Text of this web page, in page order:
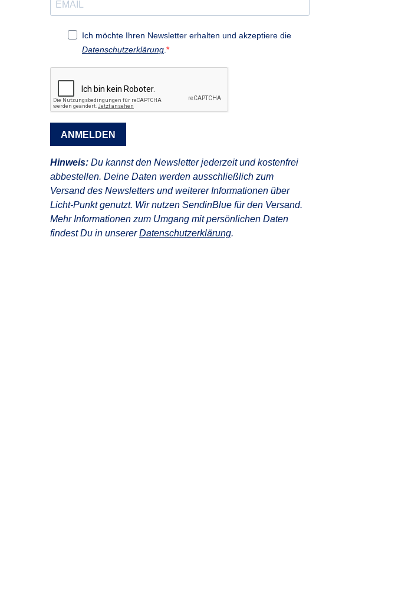
Ich möchte Ihren Newsletter erhalten und akzeptiere die
Datenschutzerklärung
ANMELDEN
Hinweis: Du kannst den Newsletter jederzeit und kostenfrei
abbestellen. Deine Daten werden ausschließlich zum
Versand des Newsletters und weiterer Informationen über
Licht-Punkt genutzt. Wir nutzen SendinBlue für den Versand.
Mehr Informationen zum Umgang mit persönlichen Daten
findest Du in unsererDatenschutzerklärung.